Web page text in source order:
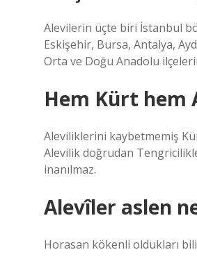
Alevilerin üçte biri İstanbul
Eskişehir, Bursa, Antalya,
Orta ve Doğu Anadolu
Hem Kürt hem
Aleviliklerini kaybetmemiş
Alevilik doğrudan
inanılmaz.
Alevîler aslen
Horasan kökenli oldukları